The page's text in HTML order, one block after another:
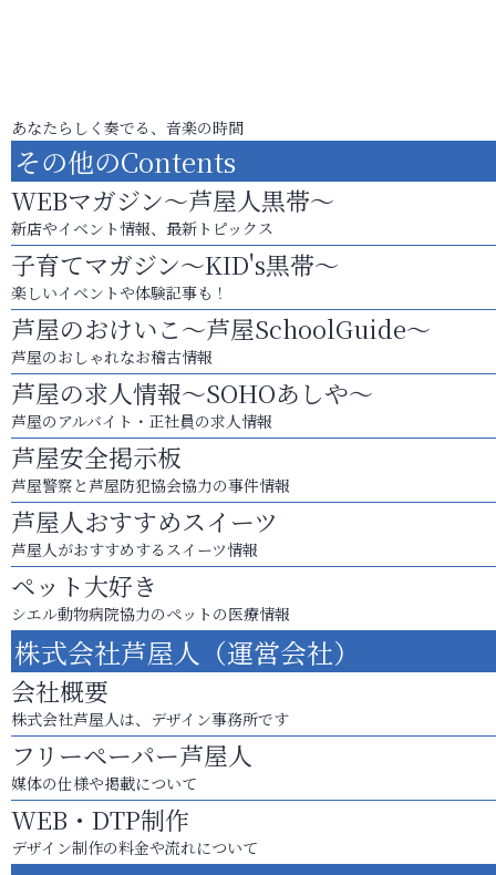
あなたらしく奏でる、音楽の時間
その他のContents
WEBマガジン～芦屋人黒帯～
新店やイベント情報、最新トピックス
子育てマガジン～KID's黒帯～
楽しいイベントや体験記事も！
芦屋のおけいこ～芦屋SchoolGuide～
芦屋のおしゃれなお稽古情報
芦屋の求人情報～SOHOあしや～
芦屋のアルバイト・正社員の求人情報
芦屋安全掲示板
芦屋警察と芦屋防犯協会協力の事件情報
芦屋人おすすめスイーツ
芦屋人がおすすめするスイーツ情報
ペット大好き
シエル動物病院協力のペットの医療情報
株式会社芦屋人（運営会社）
会社概要
株式会社芦屋人は、デザイン事務所です
フリーペーパー芦屋人
媒体の仕様や掲載について
WEB・DTP制作
デザイン制作の料金や流れについて